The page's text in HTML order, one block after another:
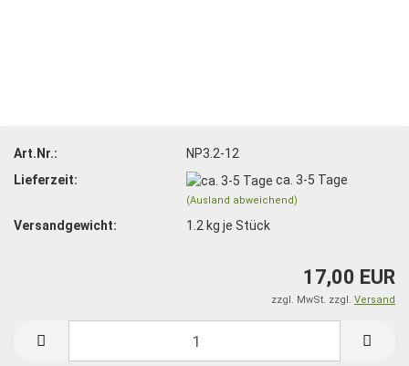
Art.Nr.:
NP3.2-12
Lieferzeit:
ca. 3-5 Tage
(Ausland abweichend)
Versandgewicht: 1.2 kg je Stück
17,00 EUR
zzgl. MwSt. zzgl. Versand